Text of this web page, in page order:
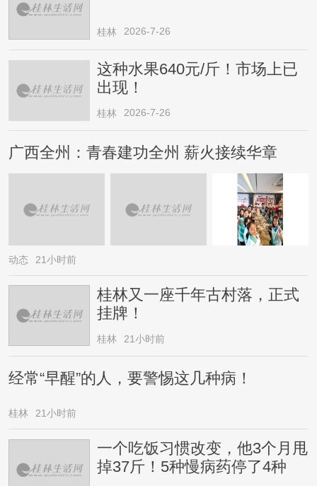
桂林 2026-7-26
这种水果640元/斤！市场上已
出现！
桂林 2026-7-26
广西全州：青春建功全州 薪火接续华章
动态 21小时前
桂林又一座千年古村落，正式
挂牌！
桂林 21小时前
经常“早醒”的人，要警惕这几种病！
桂林 21小时前
一个吃饭习惯改变，他3个月甩
掉37斤！5种慢病药停了4种